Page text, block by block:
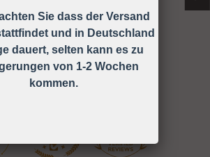
127 Bewertungen
Sie dass der Versand
und in Deutschland
dauert, selten kann es zu
von 1-2 Wochen
kommen.